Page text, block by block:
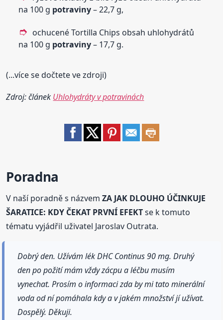
na 100 g potraviny– 22,7 g,
ochucené Tortilla Chips obsah uhlohydrátů
na 100 g potraviny– 17,7 g.
(...více se dočtete ve zdroji)
Zdroj: článek Uhlohydráty v potravinách
Poradna
V naší poradně s názvemZA JAK DLOUHO ÚČINKUJE
ŠARATICE: KDY ČEKAT PRVNÍ EFEKTse k tomuto
tématu vyjádřil uživatel Jaroslav Outrata.
Dobrý den. Užívám lék DHC Continus 90 mg. Druhý
den po požití mám vždy zácpu a léčbu musím
vynechat. Prosím o informaci zda by mi tato minerální
voda od ní pomáhala kdy a v jakém množství jí užívat.
Dospělý. Děkuji.